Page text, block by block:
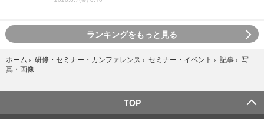
ランキングをもっと見る
ホーム › 研修・セミナー・カンファレンス › セミナー・イベント › 記事 › 写
真・画像
TOP